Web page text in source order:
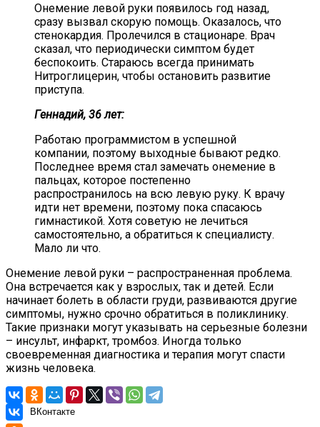
Онемение левой руки появилось год назад,
сразу вызвал скорую помощь. Оказалось, что
стенокардия. Пролечился в стационаре. Врач
сказал, что периодически симптом будет
беспокоить. Стараюсь всегда принимать
Нитроглицерин, чтобы остановить развитие
приступа.
Геннадий, 36 лет:
Работаю программистом в успешной
компании, поэтому выходные бывают редко.
Последнее время стал замечать онемение в
пальцах, которое постепенно
распространилось на всю левую руку. К врачу
идти нет времени, поэтому пока спасаюсь
гимнастикой. Хотя советую не лечиться
самостоятельно, а обратиться к специалисту.
Мало ли что.
Онемение левой руки – распространенная проблема.
Она встречается как у взрослых, так и детей. Если
начинает болеть в области груди, развиваются другие
симптомы, нужно срочно обратиться в поликлинику.
Такие признаки могут указывать на серьезные болезни
– инсульт, инфаркт, тромбоз. Иногда только
своевременная диагностика и терапия могут спасти
жизнь человека.
ВКонтакте